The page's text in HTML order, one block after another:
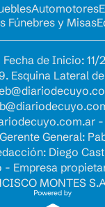
Automotores
Fúnebres y Misas
de Inicio:
Esquina Lateral
-
General:
Diego
- Empresa
MONTES